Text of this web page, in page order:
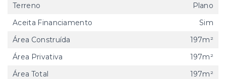
Terreno
Plano
Aceita Financiamento
Sim
Área Construída
197m²
Área Privativa
197m²
Área Total
197m²